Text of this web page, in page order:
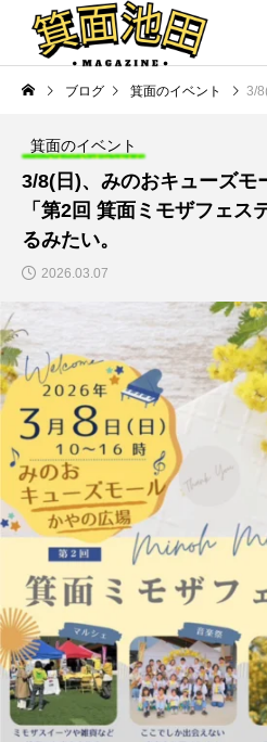
ブログ 箕面のイベント 3/8(日)、
箕面のイベント
3/8(日)、みのおキューズモ
「第2回 箕面ミモザフェス
るみたい。
2026.03.07